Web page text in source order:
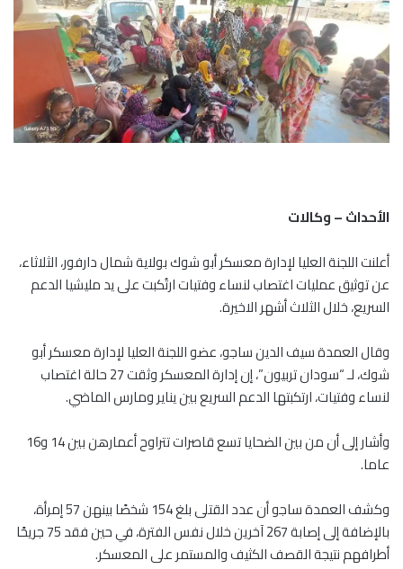
الأحداث – وكالات
أعلنت اللجنة العليا لإدارة معسكر أبو شوك بولاية شمال دارفور، الثلاثاء،
عن توثيق عمليات اغتصاب لنساء وفتيات ارتُكبت على يد مليشيا الدعم
السريع، خلال الثلاث أشهر الاخيرة.
وقال العمدة سيف الدين ساجو، عضو اللجنة العليا لإدارة معسكر أبو
شوك، لـ “سودان تربيون”، إن إدارة المعسكر وثقت 27 حالة اغتصاب
لنساء وفتيات، ارتكبتها الدعم السريع بين يناير ومارس الماضي.
وأشار إلى أن من بين الضحايا تسع قاصرات تتراوح أعمارهن بين 14 و16
عاما.
وكشف العمدة ساجو أن عدد القتلى بلغ 154 شخصًا بينهن 57 إمرأة،
بالإضافة إلى إصابة 267 آخرين خلال نفس الفترة، في حين فقد 75 جريحًا
أطرافهم نتيجة القصف الكثيف والمستمر على المعسكر.